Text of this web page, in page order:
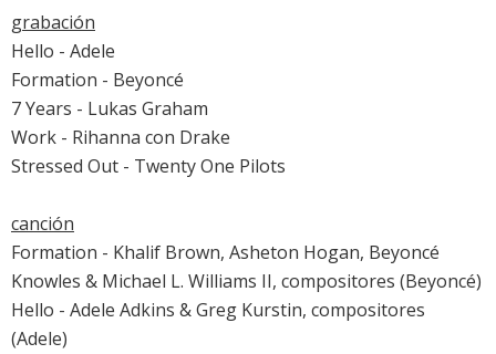
grabación
Hello - Adele
Formation - Beyoncé
7 Years - Lukas Graham
Work - Rihanna con Drake
Stressed Out - Twenty One Pilots
canción
Formation - Khalif Brown, Asheton Hogan, Beyoncé
Knowles & Michael L. Williams II, compositores (Beyoncé)
Hello - Adele Adkins & Greg Kurstin, compositores
(Adele)